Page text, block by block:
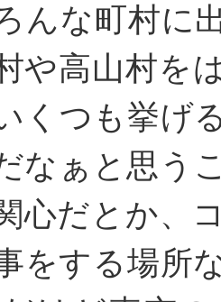
んな町村に
や高山村を
くつも挙げ
なぁと思う
心だとか、
をする場所